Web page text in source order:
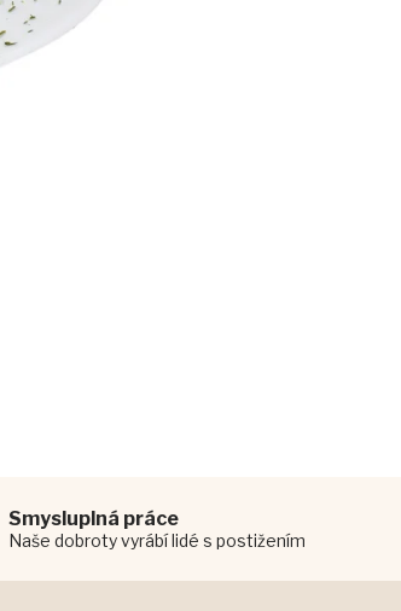
Smysluplná práce
Naše dobroty vyrábí lidé s postižením